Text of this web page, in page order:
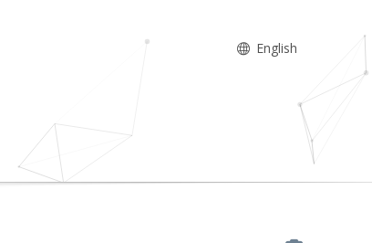
English